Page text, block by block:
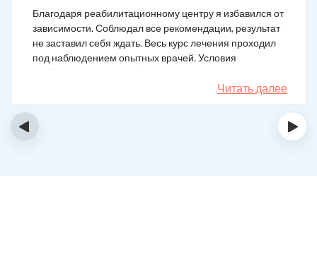
Благодаря реабилитационному центру я избавился от
зависимости. Соблюдал все рекомендации, результат
не заставил себя ждать. Весь курс лечения проходил
под наблюдением опытных врачей. Условия
пребывания супер комфортные: вкусная еда, уютно,
есть все необходимое для жизни. У меня не возникало
никаких стрессовых ситуаций.
Читать далее
‹ ›